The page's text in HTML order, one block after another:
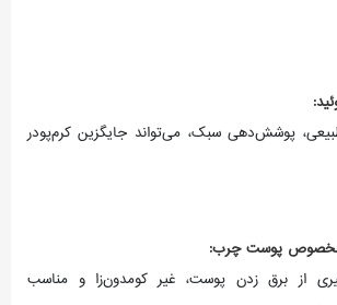
پوشش‌دهی سبک، می‌تواند جایگزین کرم‌پودر
مخصوص پوست چرب:
از برق زدن پوست، غیر کومدون‌زا و مناسب